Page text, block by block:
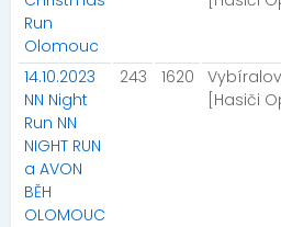
Run
Olomouc
14.10.2023
NN Night
Run NN
NIGHT RUN
a AVON
BĚH
OLOMOUC
243 1620
[Hasiči